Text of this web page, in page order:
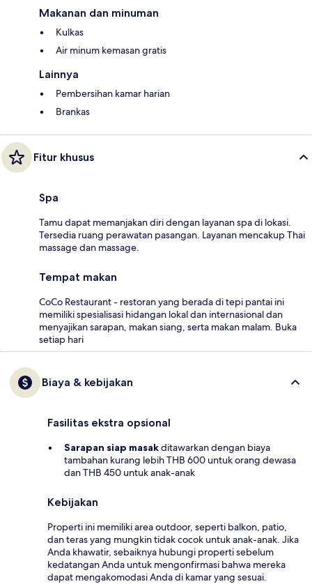
Makanan dan minuman
Kulkas
Air minum kemasan gratis
Lainnya
Pembersihan kamar harian
Brankas
Fitur khusus
Spa
Tamu dapat memanjakan diri dengan layanan spa di lokasi.
Tersedia ruang perawatan pasangan. Layanan mencakup Thai
massage dan massage.
Tempat makan
CoCo Restaurant - restoran yang berada di tepi pantai ini
memiliki spesialisasi hidangan lokal dan internasional dan
menyajikan sarapan, makan siang, serta makan malam. Buka
setiap hari
Biaya & kebijakan
Fasilitas ekstra opsional
Sarapan siap masakditawarkan dengan biaya
tambahan kurang lebih THB 600 untuk orang dewasa
dan THB 450 untuk anak-anak
Kebijakan
Properti ini memiliki area outdoor, seperti balkon, patio,
dan teras yang mungkin tidak cocok untuk anak-anak. Jika
Anda khawatir, sebaiknya hubungi properti sebelum
kedatangan Anda untuk mengonfirmasi bahwa mereka
dapat mengakomodasi Anda di kamar yang sesuai.